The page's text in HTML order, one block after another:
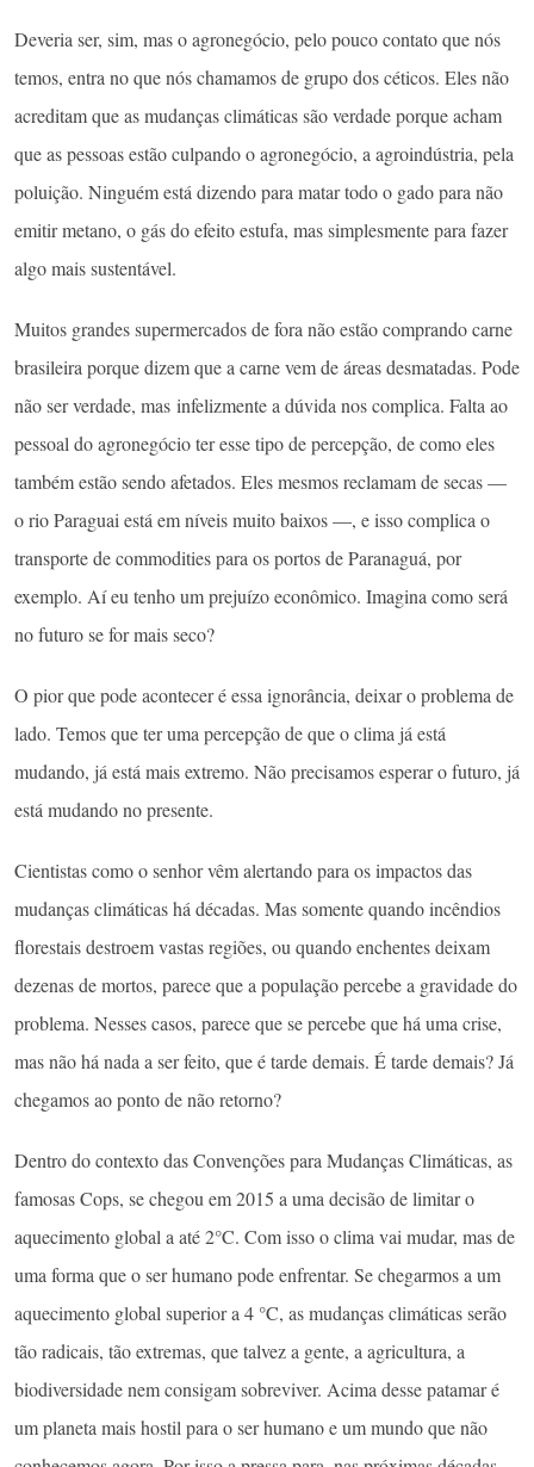
Deveria ser, sim, mas o agronegócio, pelo pouco contato que nós
temos, entra no que nós chamamos de grupo dos céticos. Eles não
acreditam que as mudanças climáticas são verdade porque acham
que as pessoas estão culpando o agronegócio, a agroindústria, pela
poluição. Ninguém está dizendo para matar todo o gado para não
emitir metano, o gás do efeito estufa, mas simplesmente para fazer
algo mais sustentável.
Muitos grandes supermercados de fora não estão comprando carne
brasileira porque dizem que a carne vem de áreas desmatadas. Pode
não ser verdade, mas infelizmente a dúvida nos complica. Falta ao
pessoal do agronegócio ter esse tipo de percepção, de como eles
também estão sendo afetados. Eles mesmos reclamam de secas —
o rio Paraguai está em níveis muito baixos —, e isso complica o
transporte de commodities para os portos de Paranaguá, por
exemplo. Aí eu tenho um prejuízo econômico. Imagina como será
no futuro se for mais seco?
O pior que pode acontecer é essa ignorância, deixar o problema de
lado. Temos que ter uma percepção de que o clima já está
mudando, já está mais extremo. Não precisamos esperar o futuro, já
está mudando no presente.
Cientistas como o senhor vêm alertando para os impactos das
mudanças climáticas há décadas. Mas somente quando incêndios
florestais destroem vastas regiões, ou quando enchentes deixam
dezenas de mortos, parece que a população percebe a gravidade do
problema. Nesses casos, parece que se percebe que há uma crise,
mas não há nada a ser feito, que é tarde demais. É tarde demais? Já
chegamos ao ponto de não retorno?
Dentro do contexto das Convenções para Mudanças Climáticas, as
famosas Cops, se chegou em 2015 a uma decisão de limitar o
aquecimento global a até 2°C. Com isso o clima vai mudar, mas de
uma forma que o ser humano pode enfrentar. Se chegarmos a um
aquecimento global superior a 4 °C, as mudanças climáticas serão
tão radicais, tão extremas, que talvez a gente, a agricultura, a
biodiversidade nem consigam sobreviver. Acima desse patamar é
um planeta mais hostil para o ser humano e um mundo que não